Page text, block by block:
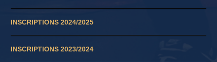
INSCRIPTIONS 2024/2025
INSCRIPTIONS 2023/2024